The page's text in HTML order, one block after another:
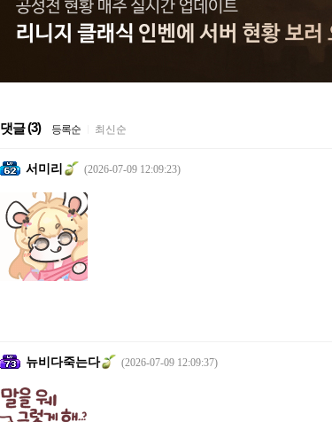
댓글(3) 등록순 최신순
서미리 (2026-07-09 12:09:23)
뉴비다죽는다 (2026-07-09 12:09:37)